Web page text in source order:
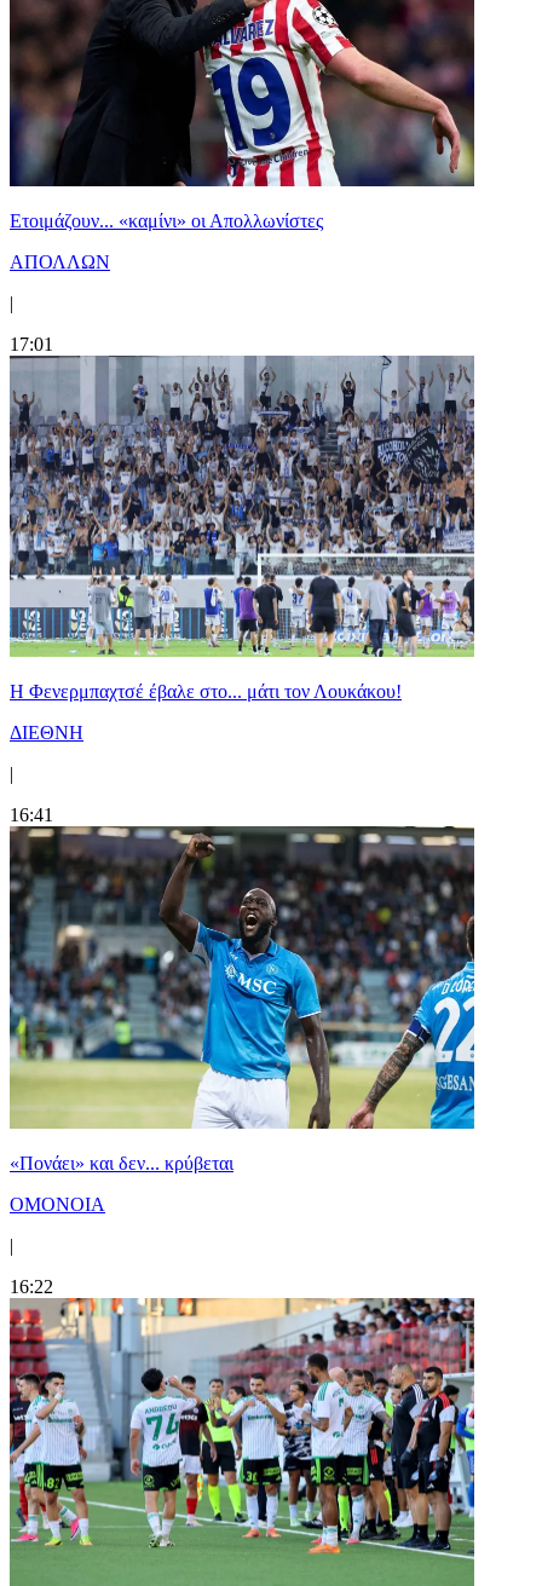
Ετοιμάζουν... «καμίνι» οι Απολλωνίστες
ΑΠΟΛΛΩΝ
|
17:01
Η Φενερμπαχτσέ έβαλε στο... μάτι τον Λουκάκου!
ΔΙΕΘΝΗ
|
16:41
«Πονάει» και δεν... κρύβεται
ΟΜΟΝΟΙΑ
|
16:22